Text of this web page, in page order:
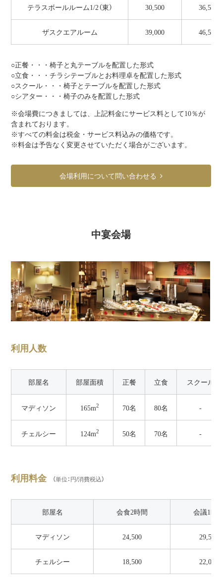
テラスボールルーム1/2（東） 30,500 36,500
ザスクエアルーム 39,000 46,500
○正餐・・・椅子と丸テーブルを配置した形式
○立食・・・チラシテーブルとお料理卓を配置した形式
○スクール・・・椅子とテーブルを配置した形式
○シアター・・・椅子のみを配置した形式
※会場費につきましては、上記料金にサービス料として10％が
含まれております。
※すべての料金は税金・サービス料込みの価格です。
※料金は予告なく変更させていただく場合がございます。
会場利用について問い合わせる
中宴会場
利用人数
部屋名 部屋面積 正餐 立食 スクール
マディソン 165m2 70名 80名 -
チェルシー 124m2 50名 70名 -
利用料金 （単位：円/消費税込）
部屋名 会食2時間 会議1時
マディソン 24,500 29,500
チェルシー 18,500 22,000